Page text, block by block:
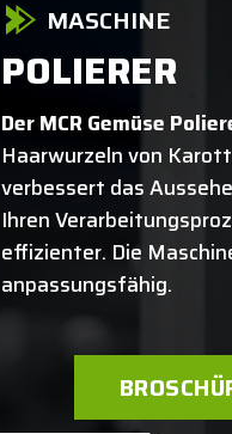
MASCHINE
POLIERER
Der MCR Gemüse
Haarwurzeln von
verbessert das
Ihren
effizienter. Die
anpassungsfähig.